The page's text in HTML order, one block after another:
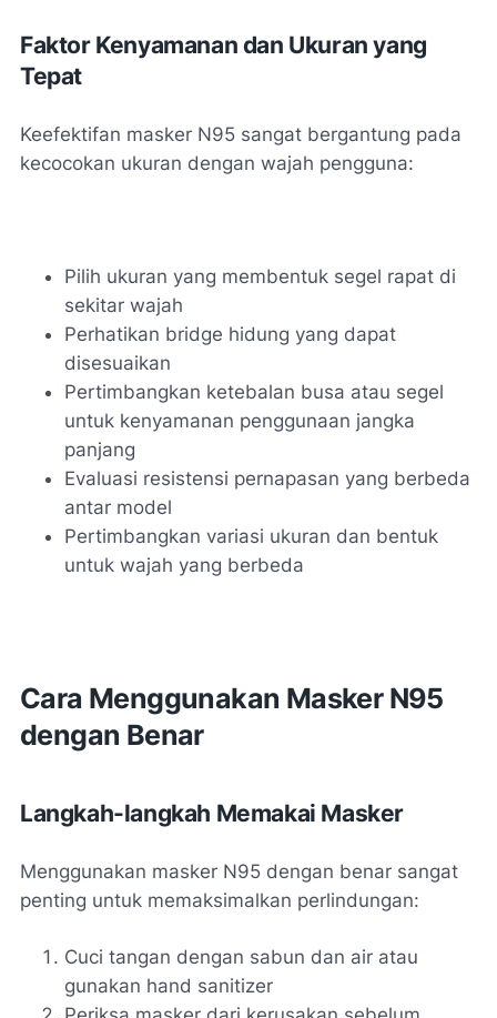
Faktor Kenyamanan dan Ukuran yang
Tepat
Keefektifan masker N95 sangat bergantung pada
kecocokan ukuran dengan wajah pengguna:
Pilih ukuran yang membentuk segel rapat di
sekitar wajah
Perhatikan bridge hidung yang dapat
disesuaikan
Pertimbangkan ketebalan busa atau segel
untuk kenyamanan penggunaan jangka
panjang
Evaluasi resistensi pernapasan yang berbeda
antar model
Pertimbangkan variasi ukuran dan bentuk
untuk wajah yang berbeda
Cara Menggunakan Masker N95
dengan Benar
Langkah-langkah Memakai Masker
Menggunakan masker N95 dengan benar sangat
penting untuk memaksimalkan perlindungan:
Cuci tangan dengan sabun dan air atau
gunakan hand sanitizer